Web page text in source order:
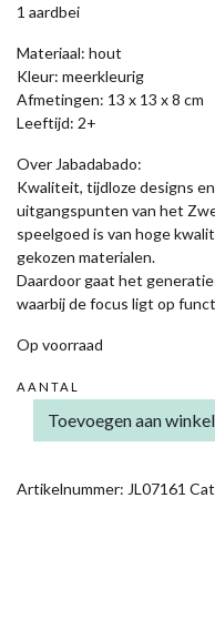
1 aardbei
Materiaal: hout
Kleur: meerkleurig
Afmetingen: 13 x 13 x 8 cm
Leeftijd: 2+
Over Jabadabado:
Kwaliteit, tijdloze designs
uitgangspunten van het
speelgoed is van hoge
gekozen materialen.
Daardoor gaat het
waarbij de focus ligt op
Op voorraad
AANTAL
FRUITSALADE
SPEELSET
AANTAL
Toevoegen aan
Artikelnummer: JL07161